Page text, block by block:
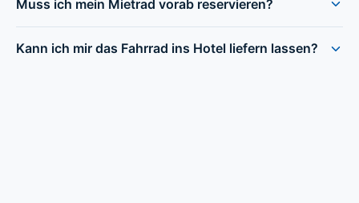
Muss ich mein Mietrad vorab reservieren?
Kann ich mir das Fahrrad ins Hotel liefern lassen?